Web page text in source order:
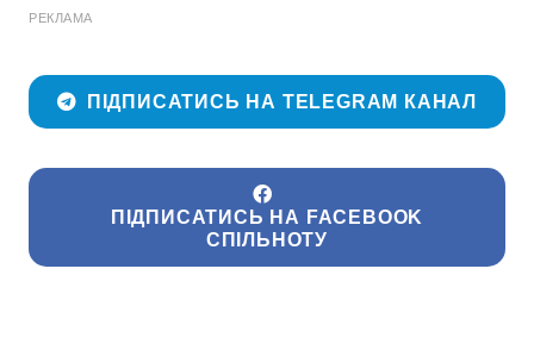
РЕКЛАМА
ПІДПИСАТИСЬ НА TELEGRAM КАНАЛ
ПІДПИСАТИСЬ НА FACEBOOK
СПІЛЬНОТУ